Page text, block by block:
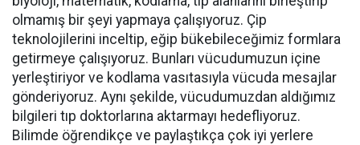
olmamış bir şeyi yapmaya çalışıyoruz. Çip
teknolojilerini inceltip, eğip bükebileceğimiz formlara
getirmeye çalışıyoruz. Bunları vücudumuzun içine
yerleştiriyor ve kodlama vasıtasıyla vücuda mesajlar
gönderiyoruz. Aynı şekilde, vücudumuzdan aldığımız
bilgileri tıp doktorlarına aktarmayı hedefliyoruz.
Bilimde öğrendikçe ve paylaştıkça çok iyi yerlere